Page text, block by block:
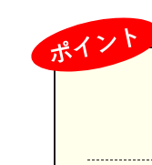
ポイント